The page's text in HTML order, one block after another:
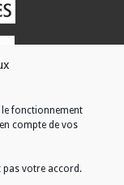
le fonctionnement
compte de vos
pas votre accord.